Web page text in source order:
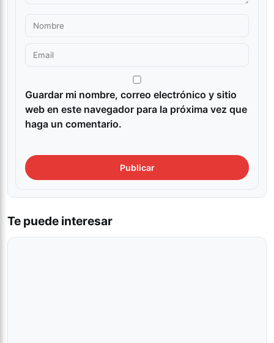
Guardar mi nombre, correo electrónico y sitio
web en este navegador para la próxima vez que
haga un comentario.
Te puede interesar